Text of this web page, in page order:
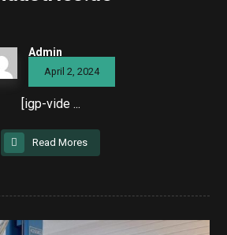
Admin
April 2, 2024
[igp-vide ...
Read Mores